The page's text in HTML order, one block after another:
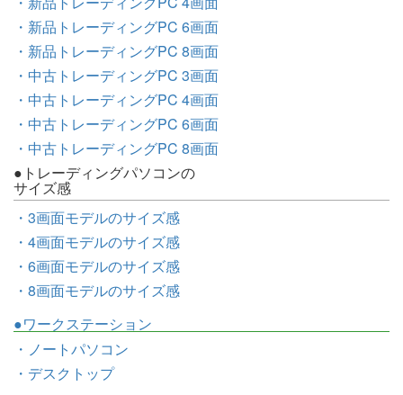
・新品トレーディングPC 6画面
・新品トレーディングPC 8画面
・中古トレーディングPC 3画面
・中古トレーディングPC 4画面
・中古トレーディングPC 6画面
・中古トレーディングPC 8画面
●トレーディングパソコンの
サイズ感
・3画面モデルのサイズ感
・4画面モデルのサイズ感
・6画面モデルのサイズ感
・8画面モデルのサイズ感
●ワークステーション
・ノートパソコン
・デスクトップ